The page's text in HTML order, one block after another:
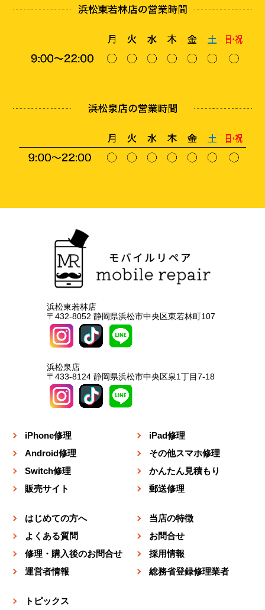
浜松東若林店
〒432-8052 静岡県浜松市中央区東若林町107
浜松泉店
〒433-8124 静岡県浜松市中央区泉1丁目7-18
iPhone修理
iPad修理
Android修理
その他スマホ修理
Switch修理
かんたん見積もり
販売サイト
郵送修理
はじめての方へ
当店の特徴
よくある質問
お問合せ
修理・購入後のお問合せ
採用情報
運営者情報
総務省登録修理業者
トピックス